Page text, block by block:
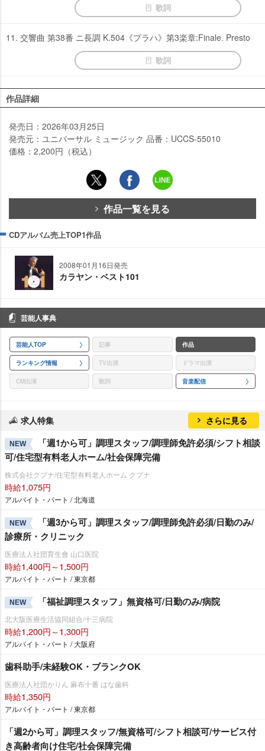
歌詞
11. 交響曲 第38番 ニ長調 K.504《プラハ》第3楽章:Finale. Presto
歌詞
作品詳細
発売日：2026年03月25日
発売元：ユニバーサル ミュージック 品番：UCCS-55010
価格：2,200円（税込）
作品一覧を見る
CDアルバム売上TOP1作品
2008年01月16日発売
カラヤン・ベスト101
芸能人事典
芸能人TOP 記事 作品
ランキング情報 TV出演 ドラマ出演
CM出演 歌詞 音楽配信
求人特集 さらに見る
NEW
「週1から可」調理スタッフ/調理師免許必須/シフト相談
可/住宅型有料老人ホーム/社会保障完備
株式会社クプナ/住宅型有料老人ホーム クプナ
時給1,075円
アルバイト・パート / 北海道
NEW
「週3から可」調理スタッフ/調理師免許必須/日勤のみ/
診療所・クリニック
医療法人社団育生會 山口医院
時給1,400円～1,500円
アルバイト・パート / 東京都
NEW 「福祉調理スタッフ」無資格可/日勤のみ/病院
北大阪医療生活協同組合/十三病院
時給1,200円～1,300円
アルバイト・パート / 大阪府
歯科助手/未経験OK・ブランクOK
医療法人社団かりん 麻布十番 はな歯科
時給1,350円
アルバイト・パート / 東京都
「週2から可」調理スタッフ/無資格可/シフト相談可/サービス付
き高齢者向け住宅/社会保障完備